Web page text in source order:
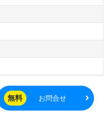
無料 お問合せ